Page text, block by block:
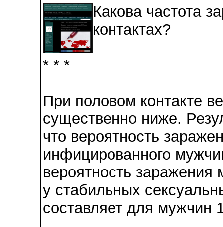
Какова частота
контактах?
* * *
При половом контакте
существенно ниже.
что вероятность
инфицированного
вероятность
у стабильных
составляет для